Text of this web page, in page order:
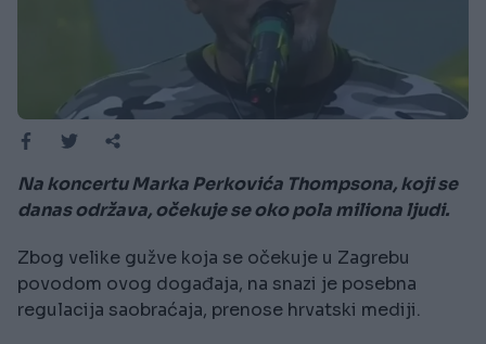
Na koncertu Marka Perkovića Thompsona, koji se
danas održava, očekuje se oko pola miliona ljudi.
Zbog velike gužve koja se očekuje u Zagrebu
povodom ovog događaja, na snazi je posebna
regulacija saobraćaja, prenose hrvatski mediji.